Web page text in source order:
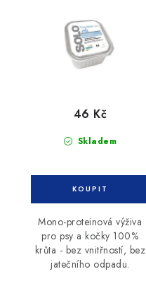
Skladem
46 Kč
Mono-proteinová výživa
pro psy a kočky 100%
krůta - bez vnitřností, bez
jatečního odpadu.